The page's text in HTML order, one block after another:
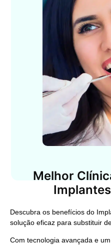
Melhor
Descubra os benefícios do
solução eficaz para substituir
Com tecnologia avançada e